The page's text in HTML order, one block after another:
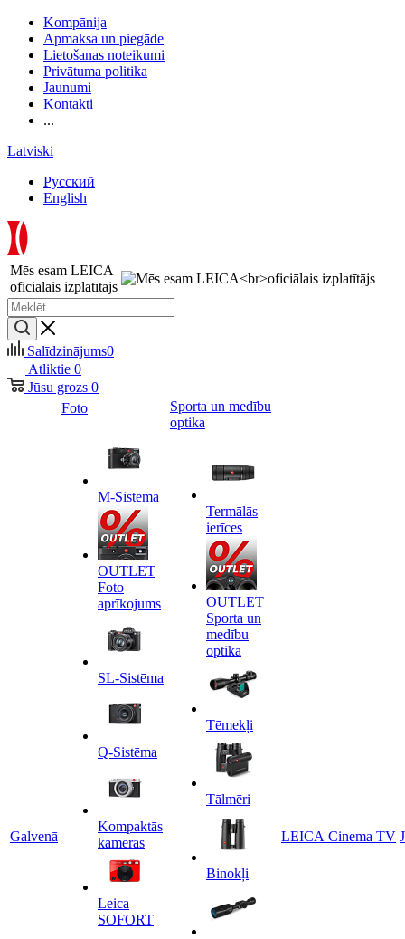
Kompānija
Apmaksa un piegāde
Lietošanas noteikumi
Privātuma politika
Jaunumi
Kontakti
...
Latviski
Русский
English
Mēs esam LEICA
oficiālais izplatītājs
Salīdzinājums0
Atliktie 0
Jūsu grozs 0
Galvenā
Foto
M-Sistēma
OUTLET
Foto
aprīkojums
SL-Sistēma
Q-Sistēma
Kompaktās
kameras
Leica
SOFORT
Sporta un medību
optika
Termālās
ierīces
OUTLET
Sporta un
medību
optika
Tēmekļi
Tālmēri
Binokļi
LEICA Cinema TV